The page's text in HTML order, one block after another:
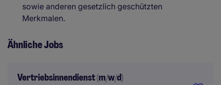
sowie anderen gesetzlich geschützten
Merkmalen.
Ähnliche Jobs
Vertriebsinnendienst (m/w/d)